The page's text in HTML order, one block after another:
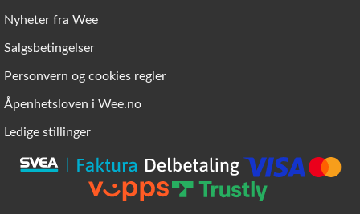
Nyheter fra Wee
Salgsbetingelser
Personvern og cookies regler
Åpenhetsloven i Wee.no
Ledige stillinger